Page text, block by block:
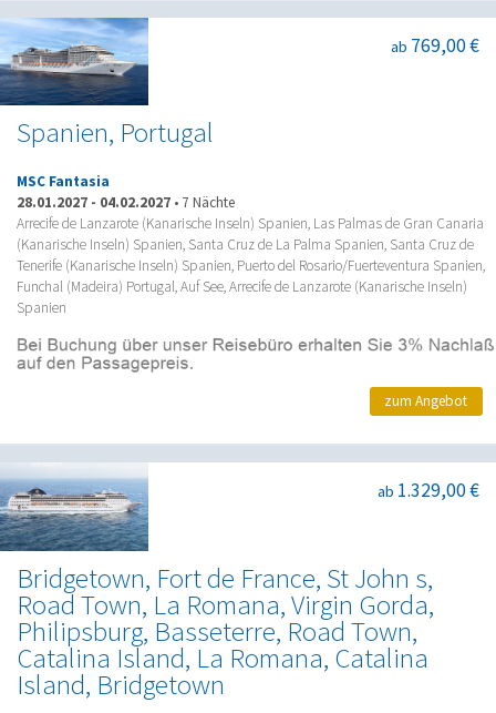
Spanien, Portugal
ab 769,00 €
MSC Fantasia
28.01.2027 - 04.02.2027 • 7 Nächte
Arrecife de Lanzarote (Kanarische Inseln) Spanien, Las Palmas de Gran Canaria
(Kanarische Inseln) Spanien, Santa Cruz de La Palma Spanien, Santa Cruz de
Tenerife (Kanarische Inseln) Spanien, Puerto del Rosario/Fuerteventura Spanien,
Funchal (Madeira) Portugal, Auf See, Arrecife de Lanzarote (Kanarische Inseln)
Spanien
zum Angebot
Bridgetown, Fort de France, St John s,
Road Town, La Romana, Virgin Gorda,
Philipsburg, Basseterre, Road Town,
Catalina Island, La Romana, Catalina
Island, Bridgetown
ab 1.329,00 €